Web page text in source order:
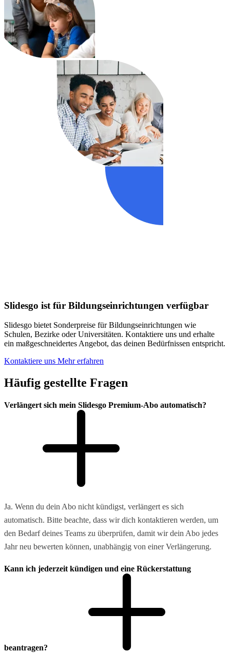
Slidesgo ist für Bildungseinrichtungen verfügbar
Slidesgo bietet Sonderpreise für Bildungseinrichtungen wie
Schulen, Bezirke oder Universitäten. Kontaktiere uns und erhalte
ein maßgeschneidertes Angebot, das deinen Bedürfnissen entspricht.
Kontaktiere uns Mehr erfahren
Häufig gestellte Fragen
Verlängert sich mein Slidesgo Premium-Abo automatisch?
Ja. Wenn du dein Abo nicht kündigst, verlängert es sich
automatisch. Bitte beachte, dass wir dich kontaktieren werden, um
den Bedarf deines Teams zu überprüfen, damit wir dein Abo jedes
Jahr neu bewerten können, unabhängig von einer Verlängerung.
Kann ich jederzeit kündigen und eine Rückerstattung
beantragen?